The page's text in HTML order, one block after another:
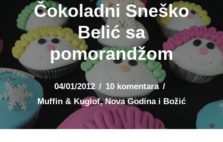
Čokoladni Sneško
Belić sa
pomorandžom
04/01/2012
10 komentara
Muffin & Kuglof,Nova Godina i Božić